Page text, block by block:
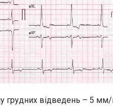
грудних відведень – 5